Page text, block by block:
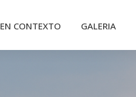
EN CONTEXTO GALERIA